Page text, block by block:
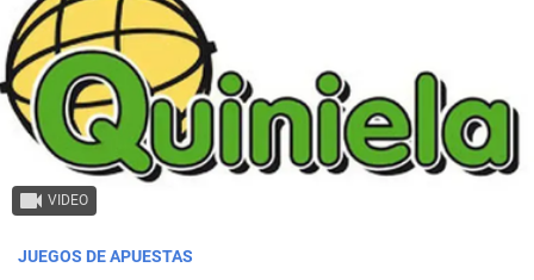
VIDEO
JUEGOS DE APUESTAS